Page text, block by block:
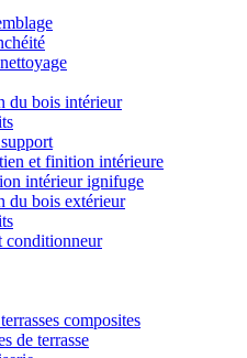
du bois intérieur
et finition intérieure
intérieur ignifuge
du bois extérieur
conditionneur
composites
de terrasse